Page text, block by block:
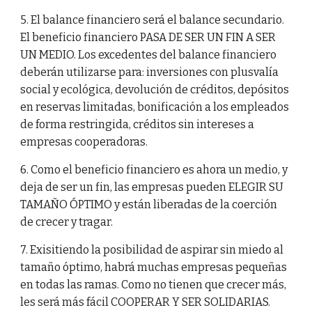
5. El balance financiero será el balance secundario.
El beneficio financiero PASA DE SER UN FIN A SER
UN MEDIO. Los excedentes del balance financiero
deberán utilizarse para: inversiones con plusvalía
social y ecológica, devolución de créditos, depósitos
en reservas limitadas, bonificación a los empleados
de forma restringida, créditos sin intereses a
empresas cooperadoras.
6. Como el beneficio financiero es ahora un medio, y
deja de ser un fin, las empresas pueden ELEGIR SU
TAMAÑO ÓPTIMO y están liberadas de la coerción
de crecer y tragar.
7. Exisitiendo la posibilidad de aspirar sin miedo al
tamaño óptimo, habrá muchas empresas pequeñas
en todas las ramas. Como no tienen que crecer más,
les será más fácil COOPERAR Y SER SOLIDARIAS.